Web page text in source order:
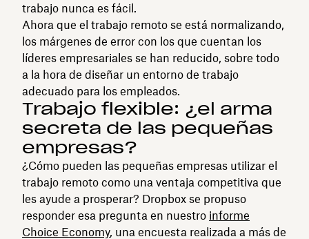
trabajo nunca es fácil.
Ahora que el trabajo remoto se está normalizando,
los márgenes de error con los que cuentan los
líderes empresariales se han reducido, sobre todo
a la hora de diseñar un entorno de trabajo
adecuado para los empleados.
Trabajo flexible: ¿el arma
secreta de las pequeñas
empresas?
¿Cómo pueden las pequeñas empresas utilizar el
trabajo remoto como una ventaja competitiva que
les ayude a prosperar? Dropbox se propuso
responder esa pregunta en nuestro informe
Choice Economy, una encuesta realizada a más de